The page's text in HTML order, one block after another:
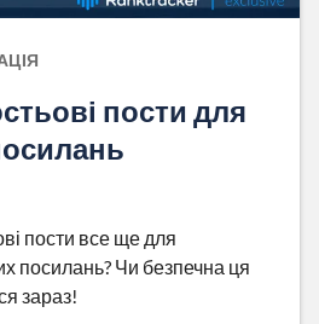
пости для
пости все ще для
посилань? Чи безпечна ця
зараз!